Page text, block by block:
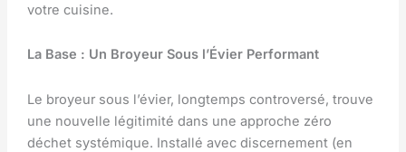
votre cuisine.
La Base : Un Broyeur Sous l’Évier Performant
Le broyeur sous l’évier, longtemps controversé, trouve
une nouvelle légitimité dans une approche zéro
déchet systémique. Installé avec discernement (en